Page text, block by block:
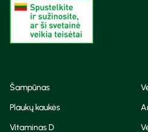
Šampūnas
Plaukų kaukės
Vitaminas D